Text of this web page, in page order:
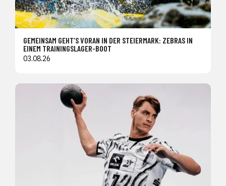
GEMEINSAM GEHT’S VORAN IN DER STEIERMARK: ZEBRAS IN
EINEM TRAININGSLAGER-BOOT
03.08.26